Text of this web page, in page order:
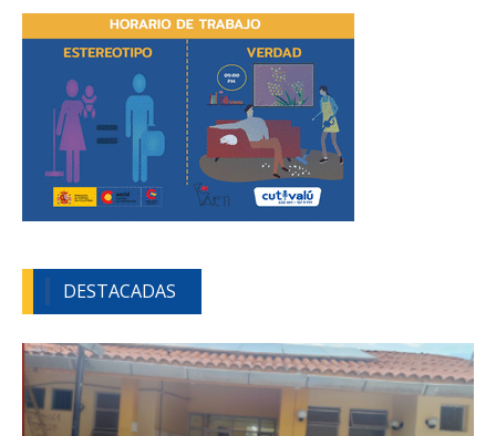
DESTACADAS